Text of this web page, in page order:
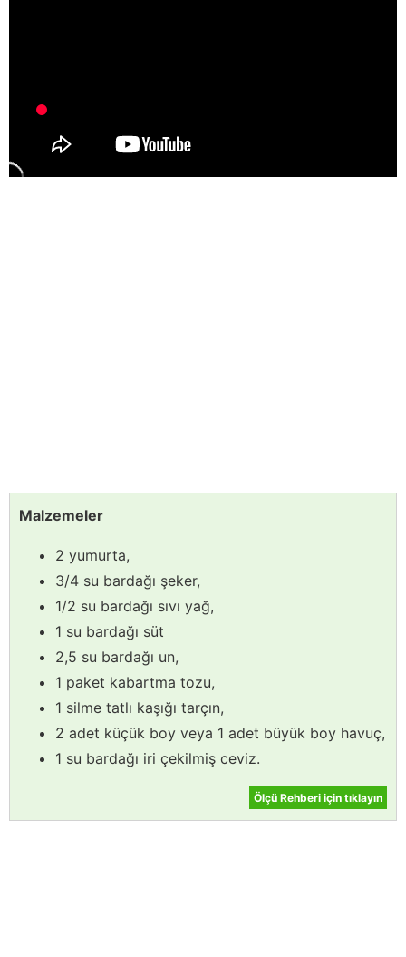
Malzemeler
2 yumurta,
3/4 su bardağı şeker,
1/2 su bardağı sıvı yağ,
1 su bardağı süt
2,5 su bardağı un,
1 paket kabartma tozu,
1 silme tatlı kaşığı tarçın,
2 adet küçük boy veya 1 adet büyük boy havuç,
1 su bardağı iri çekilmiş ceviz.
Ölçü Rehberi için tıklayın